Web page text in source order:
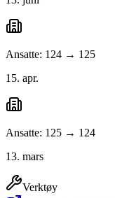
Ansatte: 124 → 125
15. apr.
Ansatte: 125 → 124
13. mars
Verktøy